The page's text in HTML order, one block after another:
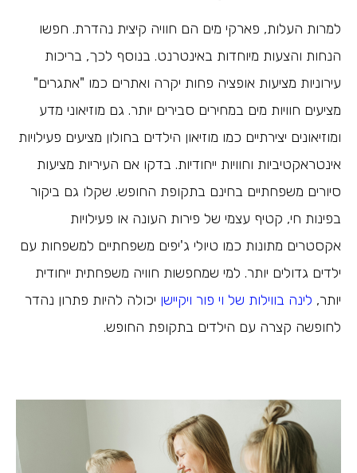
למרות העלות, פארקי מים הם חוויה קיצית נהדרת. חפשו
הנחות והצעות מיוחדות באינטרנט. בנוסף לכך, בריכות
עירוניות מציעות אופציה פחות יקרה ואתרים כמו "אתגרים"
מציעים חוויות מים במחירים סבירים יותר. גם מוזיאוני מדע
ומוזיאונים יצירתיים כמו מוזיאון הילדים בחולון מציעים פעילויות
אינטראקטיביות וחוויות ייחודיות. בדקו אם העיריות מציעות
סיורים משפחתיים בחינם בתקופת החופש. שקלו גם ביקור
בפינות חי, קטיף עצמי של פירות העונה או פעילויות
אקסטרים מתונות כמו טיולי ג'יפים משפחתיים למשפחות עם
ילדים גדולים יותר. למי שמחפשות חוויה משפחתית ייחודית
יותר, לינה בווילות של וי פור ויקיישן יכולה להיות פתרון נהדר
לחופשה קצרה עם הילדים בתקופת החופש.